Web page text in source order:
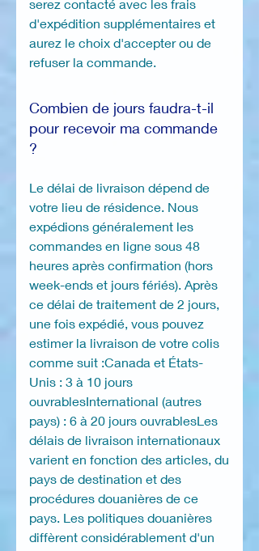
serez contacté avec les frais
d'expédition supplémentaires et
aurez le choix d'accepter ou de
refuser la commande.
Combien de jours faudra-t-il
pour recevoir ma commande
?
Le délai de livraison dépend de
votre lieu de résidence. Nous
expédions généralement les
commandes en ligne sous 48
heures après confirmation (hors
week-ends et jours fériés). Après
ce délai de traitement de 2 jours,
une fois expédié, vous pouvez
estimer la livraison de votre colis
comme suit :Canada et États-
Unis : 3 à 10 jours
ouvrablesInternational (autres
pays) : 6 à 20 jours ouvrablesLes
délais de livraison internationaux
varient en fonction des articles, du
pays de destination et des
procédures douanières de ce
pays. Les politiques douanières
diffèrent considérablement d'un